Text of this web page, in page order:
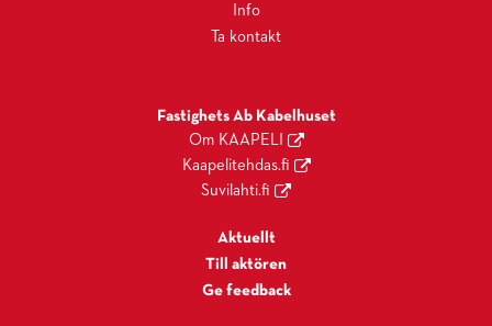
Info
Ta kontakt
Fastighets Ab Kabelhuset
Om KAAPELI
Kaapelitehdas.fi
Suvilahti.fi
Aktuellt
Till aktören
Ge feedback